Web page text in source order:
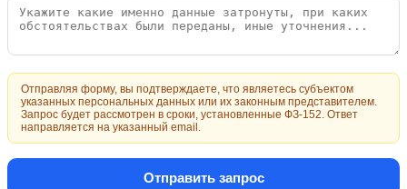
Отправляя форму, вы подтверждаете, что являетесь субъектом
указанных персональных данных или их законным представителем.
Запрос будет рассмотрен в сроки, установленные ФЗ-152. Ответ
направляется на указанный email.
Отправить запрос